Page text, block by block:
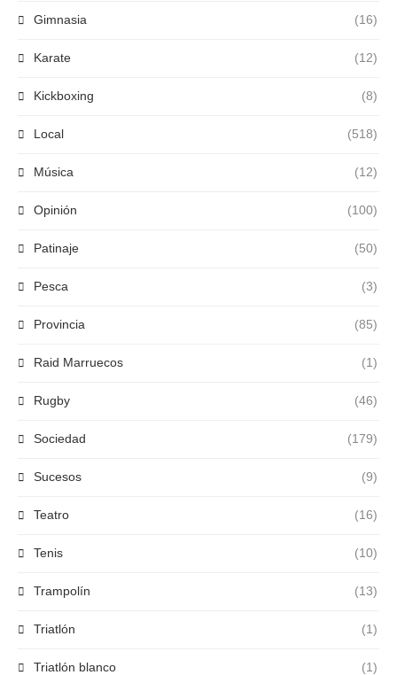
Gimnasia (16)
Karate (12)
Kickboxing (8)
Local (518)
Música (12)
Opinión (100)
Patinaje (50)
Pesca (3)
Provincia (85)
Raid Marruecos (1)
Rugby (46)
Sociedad (179)
Sucesos (9)
Teatro (16)
Tenis (10)
Trampolín (13)
Triatlón (1)
Triatlón blanco (1)